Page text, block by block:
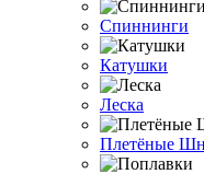
Спиннинги
Катушки
Леска
Плетёные